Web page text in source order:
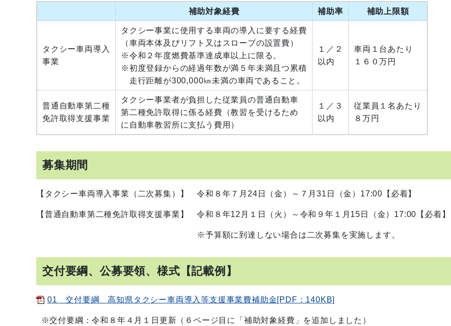
補助対象経費 補助率 補助上限額
タクシー車両導入
事業
タクシー事業に使用する車両の導入に要する経費
（車両本体及びリフト又はスロープの設置費）
※令和２年度燃費基準達成車以上に限る。
※初度登録からの経過年数が満５年未満且つ累積
走行距離が300,000㎞未満の車両であること。
１／２
以内
車両１台あたり
１６０万円
普通自動車第二種
免許取得支援事業
タクシー事業者が負担した従業員の普通自動車
第二種免許取得に係る経費（教習を受けるため
に自動車教習所に支払う費用）
１／３
以内
従業員１名あたり
８万円
募集期間
【タクシー車両導入事業（二次募集）】 令和８年７月24日（金）～７月31日（金）17:00【必着】
【普通自動車第二種免許取得支援事業】 令和８年12月１日（火）～令和９年１月15日（金）17:00【必着】
※予算額に到達しない場合は二次募集を実施します。
交付要綱、公募要領、様式【記載例】
01 交付要綱 高知県タクシー車両導入等支援事業費補助金[PDF：140KB]
※交付要綱：令和８年４月１日更新（６ページ目に「補助対象経費」を追加しました）